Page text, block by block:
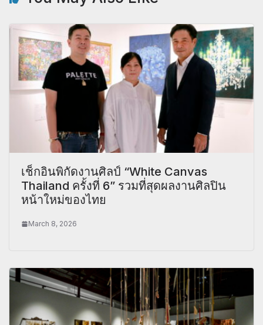
เช็กอินพิกัดงานศิลป์ “White Canvas
Thailand ครั้งที่ 6” รวมที่สุดผลงานศิลปิน
หน้าใหม่ของไทย
March 8, 2026